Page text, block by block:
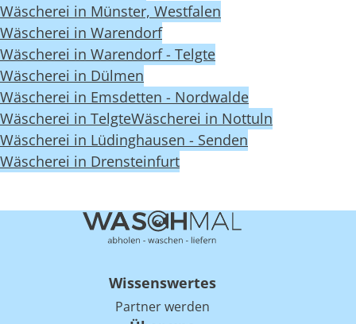
Wäscherei in Münster, Westfalen
Wäscherei in Warendorf
Wäscherei in Warendorf - Telgte
Wäscherei in Dülmen
Wäscherei in Emsdetten - Nordwalde
Wäscherei in TelgteWäscherei in Nottuln
Wäscherei in Lüdinghausen - Senden
Wäscherei in Drensteinfurt
Wissenswertes
Partner werden